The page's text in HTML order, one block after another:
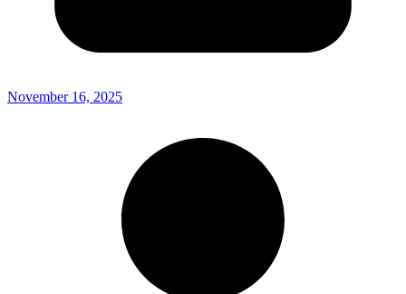
November 16, 2025